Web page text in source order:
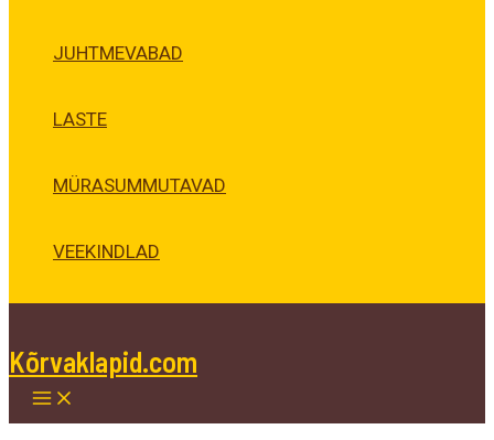
JUHTMEVABAD
LASTE
MÜRASUMMUTAVAD
VEEKINDLAD
Kõrvaklapid.com